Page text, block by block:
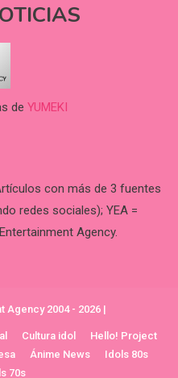
de YUMEKI
con más de 3 fuentes
redes sociales); YEA =
Agency.
Agency 2004 - 2026 |
Cultura idol
Hello! Project
Ánime News
Idols 80s
70s